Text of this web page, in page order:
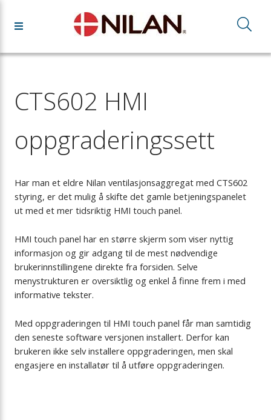
CTS602 HMI
oppgraderingssett
Har man et eldre Nilan ventilasjonsaggregat med CTS602
styring, er det mulig å skifte det gamle betjeningspanelet
ut med et mer tidsriktig HMI touch panel.
HMI touch panel har en større skjerm som viser nyttig
informasjon og gir adgang til de mest nødvendige
brukerinnstillingene direkte fra forsiden. Selve
menystrukturen er oversiktlig og enkel å finne frem i med
informative tekster.
Med oppgraderingen til HMI touch panel får man samtidig
den seneste software versjonen installert. Derfor kan
brukeren ikke selv installere oppgraderingen, men skal
engasjere en installatør til å utføre oppgraderingen.